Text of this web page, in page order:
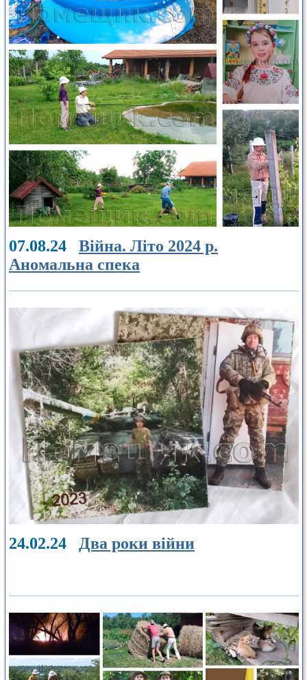
07.08.24 Війна. Літо 2024 р.
Аномальна спека
24.02.24 Два роки війни